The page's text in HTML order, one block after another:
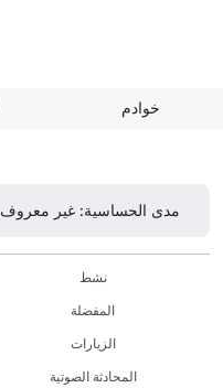
خوادم
مدى الحساسية: غير معروف
نشط
المفضلة
الزيارات
المحادثة الصوتية